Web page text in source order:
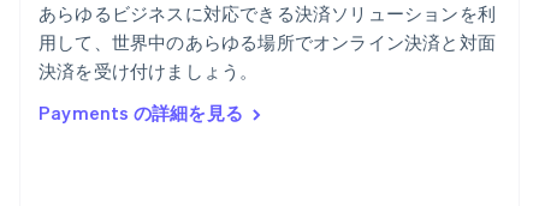
あらゆるビジネスに対応できる決済ソリューションを利
用して、世界中のあらゆる場所でオンライン決済と対面
決済を受け付けましょう。
Payments の詳細を見る
English
ポルトガル
PortuguêsEnglish
English